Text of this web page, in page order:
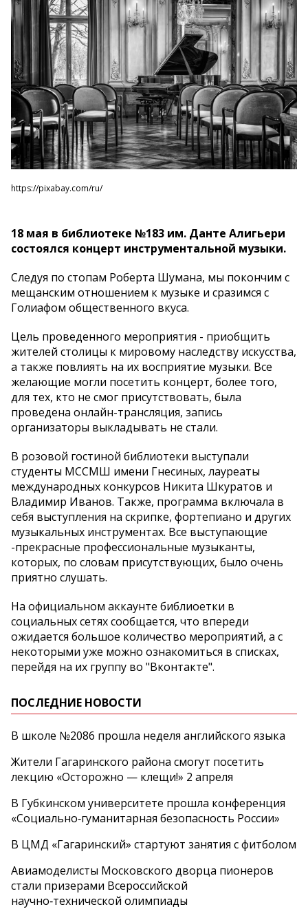
https://pixabay.com/ru/
18 мая в библиотеке №183 им. Данте Алигьери
состоялся концерт инструментальной музыки.
Следуя по стопам Роберта Шумана, мы покончим с
мещанским отношением к музыке и сразимся с
Голиафом общественного вкуса.
Цель проведенного мероприятия - приобщить
жителей столицы к мировому наследству искусства,
а также повлиять на их восприятие музыки. Все
желающие могли посетить концерт, более того,
для тех, кто не смог присутствовать, была
проведена онлайн-трансляция, запись
организаторы выкладывать не стали.
В розовой гостиной библиотеки выступали
студенты МССМШ имени Гнесиных, лауреаты
международных конкурсов Никита Шкуратов и
Владимир Иванов. Также, программа включала в
себя выступления на скрипке, фортепиано и других
музыкальных инструментах. Все выступающие
-прекрасные профессиональные музыканты,
которых, по словам присутствующих, было очень
приятно слушать.
На официальном аккаунте библиоетки в
социальных сетях сообщается, что впереди
ожидается большое количество мероприятий, а с
некоторыми уже можно ознакомиться в списках,
перейдя на их группу во "Вконтакте".
ПОСЛЕДНИЕ НОВОСТИ
В школе №2086 прошла неделя английского языка
Жители Гагаринского района смогут посетить
лекцию «Осторожно — клещи!» 2 апреля
В Губкинском университете прошла конференция
«Социально‑гуманитарная безопасность России»
В ЦМД «Гагаринский» стартуют занятия с фитболом
Авиамоделисты Московского дворца пионеров
стали призерами Всероссийской
научно‑технической олимпиады